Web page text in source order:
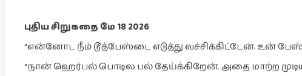
புதிய சிறுகதை மே 18 2026
“என்னோட நீம் டூத்பேஸ்டை எடுத்து வச்சிக்கிட்டேன். உன்
“நான் ஹெர்பல் பொடில பல் தேய்க்கிறேன். அதை மாற்ற